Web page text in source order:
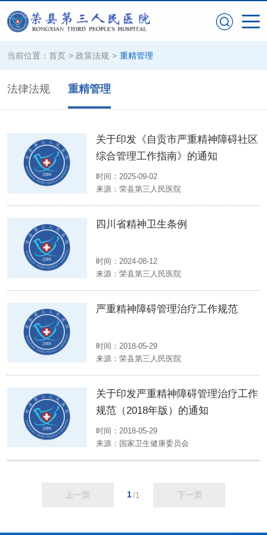
当前位置： 首页 > 政策法规 > 重精管理
法律法规 重精管理
关于印发《自贡市严重精神障碍社区
综合管理工作指南》的通知
时间：2025-09-02
来源：荣县第三人民医院
四川省精神卫生条例
时间：2024-08-12
来源：荣县第三人民医院
严重精神障碍管理治疗工作规范
时间：2018-05-29
来源：荣县第三人民医院
关于印发严重精神障碍管理治疗工作
规范（2018年版）的通知
时间：2018-05-29
来源： 国家卫生健康委员会
上一页 1/1 下一页